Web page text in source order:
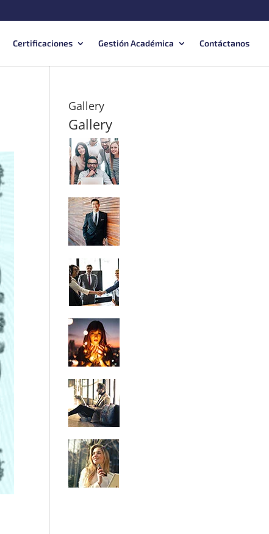
Certificaciones Gestión Académica Contáctanos
Gallery
Gallery